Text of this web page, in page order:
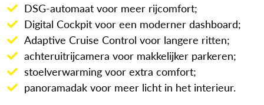
DSG-automaat voor meer rijcomfort;
Digital Cockpit voor een moderner dashboard;
Adaptive Cruise Control voor langere ritten;
achteruitrijcamera voor makkelijker parkeren;
stoelverwarming voor extra comfort;
panoramadak voor meer licht in het interieur.